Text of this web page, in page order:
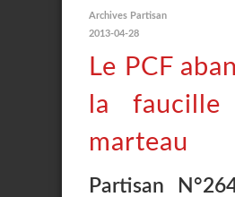
Archives Partisan
2013-04-28
Le PCF
la
marteau
Partisan